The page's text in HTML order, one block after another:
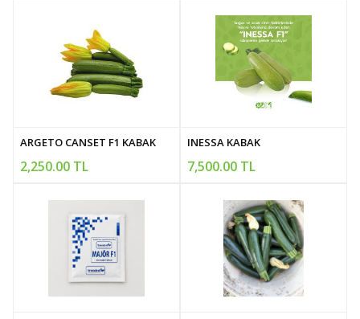
ARGETO CANSET F1 KABAK
2,250.00 TL
INESSA KABAK
7,500.00 TL